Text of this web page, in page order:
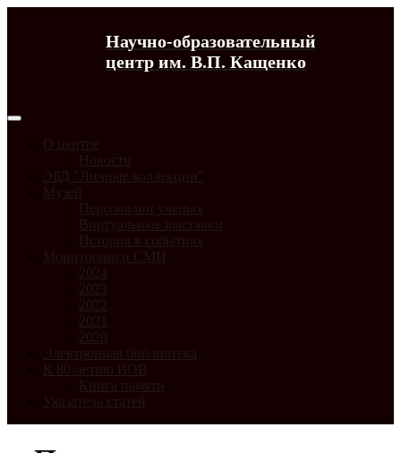
Научно-образовательный
центр им. В.П. Кащенко
О центре
Новости
ЭБД "Личные коллекции"
Музей
Персоналии ученых
Виртуальные выставки
История в событиях
Мониторинги СМИ
2024
2023
2022
2021
2020
Электронная библиотека
К 80-летию ВОВ
Книга памяти
Указатель статей